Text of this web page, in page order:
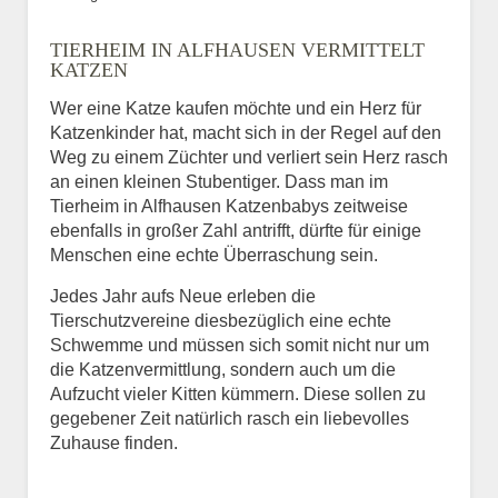
BILD HOCHLADEN
Vermisst seit
Ort des Verschwindens
TIERHEIM IN ALFHAUSEN VERMITTELT
KATZEN
Wer eine Katze kaufen möchte und ein Herz für
Katzenkinder hat, macht sich in der Regel auf den
Weg zu einem Züchter und verliert sein Herz rasch
an einen kleinen Stubentiger. Dass man im
Tierheim in Alfhausen Katzenbabys zeitweise
ebenfalls in großer Zahl antrifft, dürfte für einige
Menschen eine echte Überraschung sein.
Jedes Jahr aufs Neue erleben die
Tierschutzvereine diesbezüglich eine echte
Schwemme und müssen sich somit nicht nur um
die Katzenvermittlung, sondern auch um die
Aufzucht vieler Kitten kümmern. Diese sollen zu
gegebener Zeit natürlich rasch ein liebevolles
Zuhause finden.